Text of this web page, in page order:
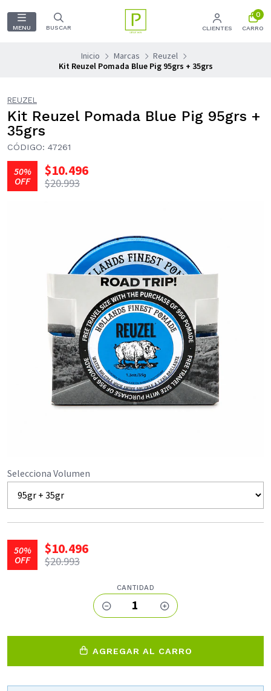
MENU BUSCAR CLIENTES
0
CARRO
Inicio Marcas
Reuzel
Kit Reuzel Pomada Blue Pig 95grs + 35grs
REUZEL
Kit Reuzel Pomada Blue Pig 95grs +
35grs
CÓDIGO: 47261
50%
OFF
$10.496
$20.993
Selecciona Volumen
50%
OFF
$10.496
$20.993
CANTIDAD
1
AGREGAR AL CARRO